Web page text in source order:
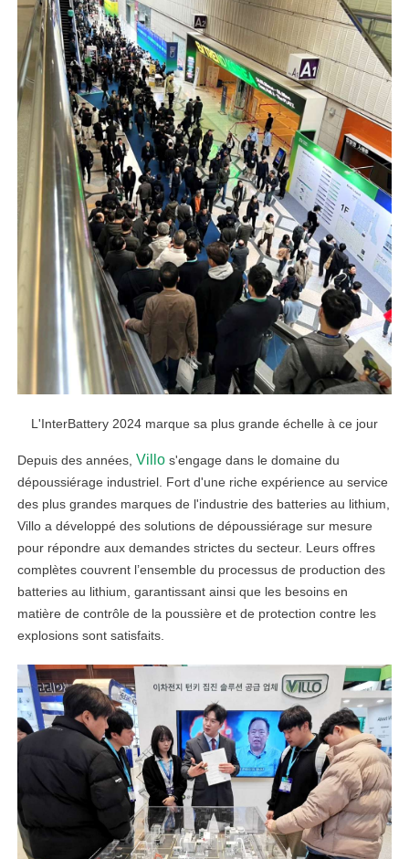
L'InterBattery 2024 marque sa plus grande échelle à ce jour
Depuis des années,Villo s'engage dans le domaine du
dépoussiérage industriel. Fort d'une riche expérience au service
des plus grandes marques de l'industrie des batteries au lithium,
Villo a développé des solutions de dépoussiérage sur mesure
pour répondre aux demandes strictes du secteur. Leurs offres
complètes couvrent l’ensemble du processus de production des
batteries au lithium, garantissant ainsi que les besoins en
matière de contrôle de la poussière et de protection contre les
explosions sont satisfaits.